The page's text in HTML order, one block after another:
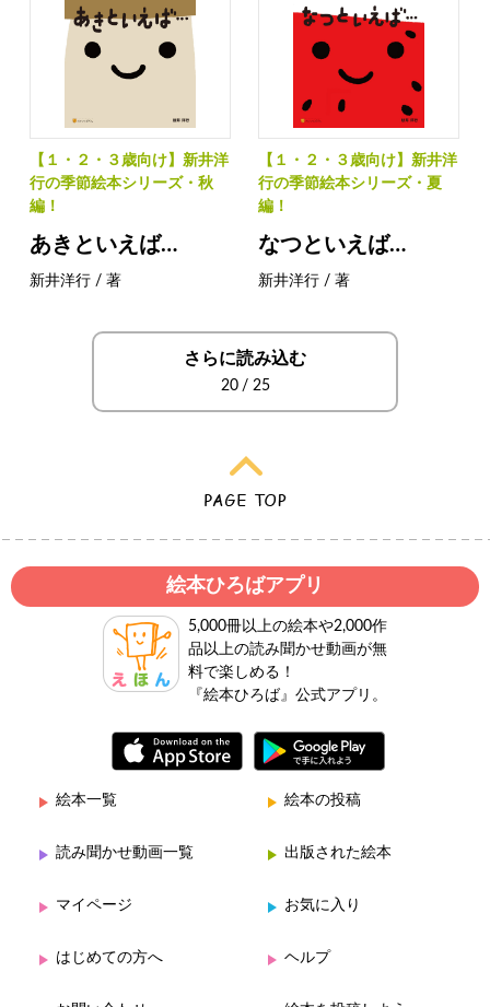
【１・２・３歳向け】新井洋
行の季節絵本シリーズ・秋
編！
あきといえば…
新井洋行 / 著
【１・２・３歳向け】新井洋
行の季節絵本シリーズ・夏
編！
なつといえば…
新井洋行 / 著
さらに読み込む
20 / 25
絵本ひろばアプリ
5,000冊以上の絵本や2,000作
品以上の読み聞かせ動画が無
料で楽しめる！
『絵本ひろば』公式アプリ。
絵本一覧 絵本の投稿
読み聞かせ動画一覧 出版された絵本
マイページ お気に入り
はじめての方へ ヘルプ